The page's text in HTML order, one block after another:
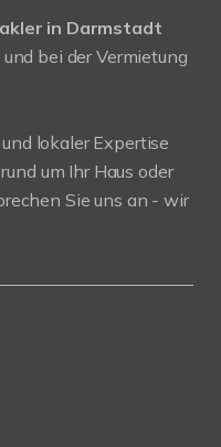
in Darmstadt
bei der Vermietung
lokaler Expertise
um Ihr Haus oder
Sie uns an - wir